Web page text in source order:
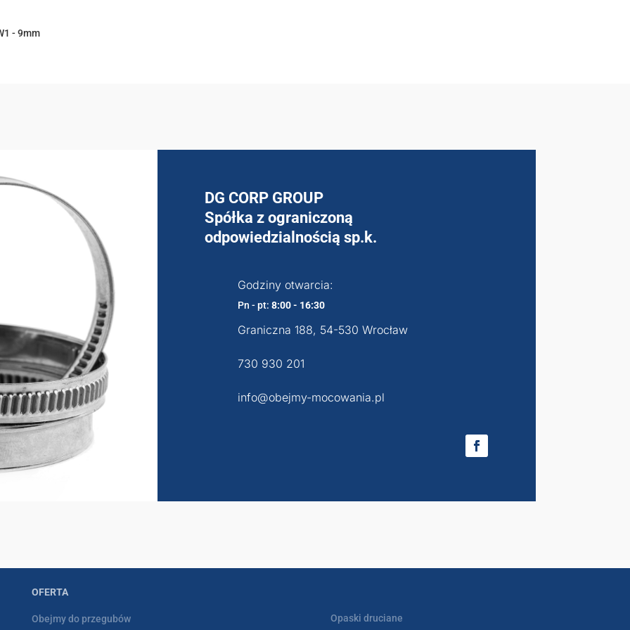
- 9mm
DG CORP GROUP
Spółka z ograniczoną
odpowiedzialnością sp.k.
Godziny otwarcia:
Pn - pt:8:00 - 16:30
Graniczna 188, 54-530 Wrocław
730 930 201
info@obejmy-mocowania.pl
OFERTA
Obejmy do przegubów Opaski druciane